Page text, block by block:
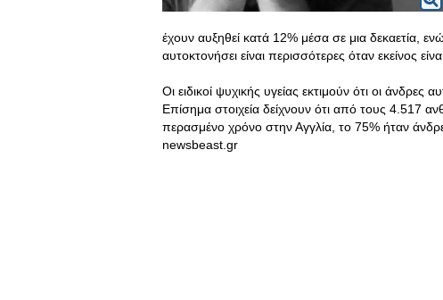
έχουν αυξηθεί κατά 12% μέσα σε μια δεκαετία,
αυτοκτονήσει είναι περισσότερες όταν εκείνος
Οι ειδικοί ψυχικής υγείας εκτιμούν ότι οι
Επίσημα στοιχεία δείχνουν ότι από τους 4.517
περασμένο χρόνο στην Αγγλία, το 75% ήταν
newsbeast.gr